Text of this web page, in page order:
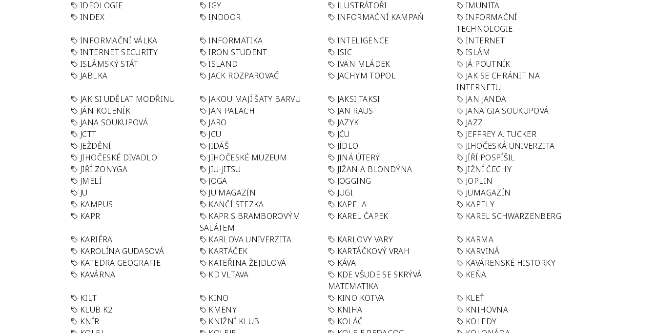
IDEOLOGIE
IGY ILUSTRÁTOŘI
IMUNITA
INDEX
INDOOR INFORMAČNÍ KAMPAŇ
INFORMAČNÍ
TECHNOLOGIE
INFORMAČNÍ VÁLKA
INFORMATIKA INTELIGENCE
INTERNET
INTERNET SECURITY
IRON STUDENT ISIC
ISLÁM
ISLÁMSKÝ STÁT
ISLAND IVAN MLÁDEK
JÁ POUTNÍK
JABLKA
JACK ROZPAROVAČ JACHYM TOPOL
JAK SE CHRÁNIT NA
INTERNETU
JAK SI UDĚLAT MODŘINU
JAKOU MAJÍ ŠATY BARVU JAKSI TAKSI
JAN JANDA
JÁN KOLENÍK
JAN PALACH JAN RAUS
JANA GIA SOUKUPOVÁ
JANA SOUKUPOVÁ
JARO JAZYK
JAZZ
JCTT
JCU JČU
JEFFREY A. TUCKER
JEŽDĚNÍ
JIDÁŠ JÍDLO
JIHOČESKÁ UNIVERZITA
JIHOČESKÉ DIVADLO
JIHOČESKÉ MUZEUM JINÁ ÚTERÝ
JÍŘÍ POSPÍŠIL
JIŘÍ ZONYGA
JIU-JITSU JIŽAN A BLONDÝNA
JIŽNÍ ČECHY
JMELÍ
JOGA JOGGING
JOPLIN
JU
JU MAGAZÍN JUGI
JUMAGAZÍN
KAMPUS
KANČÍ STEZKA KAPELA
KAPELY
KAPR
KAPR S BRAMBOROVÝM
SALÁTEM
KAREL ČAPEK KAREL SCHWARZENBERG
KARIÉRA KARLOVA UNIVERZITA KARLOVY VARY
KARMA
KAROLÍNA GUDASOVÁ
KARTÁČEK KARTÁČKOVÝ VRAH
KARVINÁ
KATEDRA GEOGRAFIE
KATEŘINA ŽEJDLOVÁ KÁVA
KAVÁRENSKÉ HISTORKY
KAVÁRNA
KD VLTAVA
KDE VŠUDE SE SKRÝVÁ
MATEMATIKA
KEŇA
KILT KINO KINO KOTVA
KLEŤ
KLUB K2
KMENY KNIHA
KNIHOVNA
KNÍR
KNIŽNÍ KLUB KOLÁČ
KOLEDY